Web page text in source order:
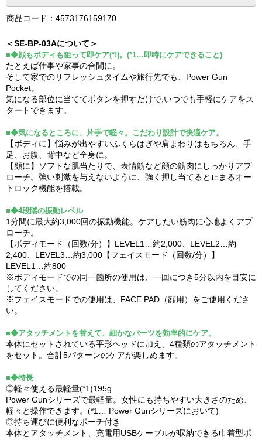
商品コード：4573176159170
＜SE-BP-03Aについて＞
■◆顔もボディも狙って即ケア(*!)。(*1…即時にケアできること)
たとえば仕事や家事の合間に。
そして家でのリフレッシュタイムや旅行先でも、Power Gun
Pocket。
気になる部位に当ててボタンを押すだけで,いつでも手軽にケアをス
タートできます。
■◆気になるところに、片手で軽々。こだわり設計で快適ケア。
【ボディに】悩みが出やすいふくらはぎや肩まわりはもちろん、手
足、お腹、背中など全身に。
【顔に】ソフトな肌当たりで、表情筋など顔の筋肉にしっかりアプ
ローチ。強い刺激を与えないように、強く押し当てると止まるオー
トロック機能を搭載。
■◆4段階の振動レベル
1分間に最大約3,000回の振動機能。ケアしたい筋肉に心地よくアプ
ローチ。
【ボディモード（回数/分）】LEVEL1…約2,000、LEVEL2…約
2,400、LEVEL3…約3,000【フェイスモード（回数/分）】
LEVEL1…約800
※ボディモードでの同一箇所の使用は、一回につき5分以内を目安に
してください。
※フェイスモードでの使用は、FACE PAD（顔用）をご使用くださ
い。
■◆アタッチメントを替えて、細かなパーツを効率的にケア。
本体にセットされている平形ヘッドに加え、4種類のアタッチメント
をセット。合計5パターンのケアが楽しめます。
■◆特長
◎軽々使える最軽量(*1)195g
Power Gunシリーズで最軽量。女性にも持ちやすい大きさのため、
軽々と操作できます。(*1… Power Gunシリーズにおいて)
◎持ち運びに便利なポーチ付き
本体とアタッチメント、充電用USBケーブルが収納できる巾着型ポ